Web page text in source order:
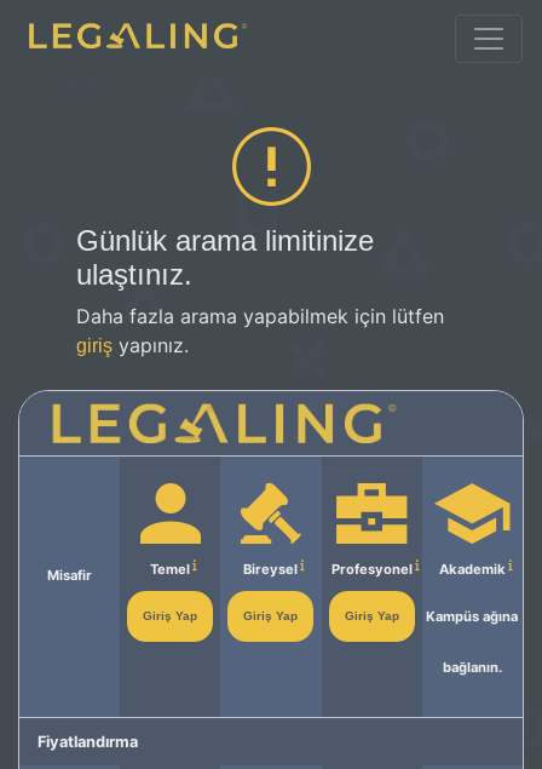
Günlük arama limitinize
ulaştınız.
Daha fazla arama yapabilmek için lütfen
giriş yapınız.
Misafir Temel
Giriş Yap
Bireysel
Giriş Yap
Profesyonel
Giriş Yap
Akademik
Kampüs ağına
bağlanın.
Fiyatlandırma